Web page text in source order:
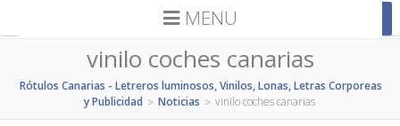
MENU
vinilo coches canarias
Rótulos Canarias - Letreros luminosos, Vinilos, Lonas, Letras Corporeas
y Publicidad > Noticias > vinilo coches canarias